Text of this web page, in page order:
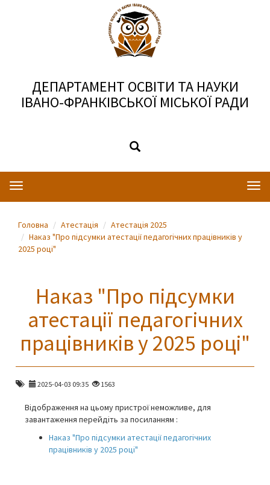
ДЕПАРТАМЕНТ ОСВІТИ ТА НАУКИ
ІВАНО-ФРАНКІВСЬКОЇ МІСЬКОЇ РАДИ
Toggle
Головна Атестація
Атестація 2025
Наказ "Про підсумки атестації педагогічних працівників у
2025 році"
Наказ "Про підсумки
атестації педагогічних
працівників у 2025 році"
2025-04-03 09:35 1563
Відображення на цьому пристрої неможливе, для
завантаження перейдіть за посиланням :
Наказ "Про підсумки атестації педагогічних
працівників у 2025 році"